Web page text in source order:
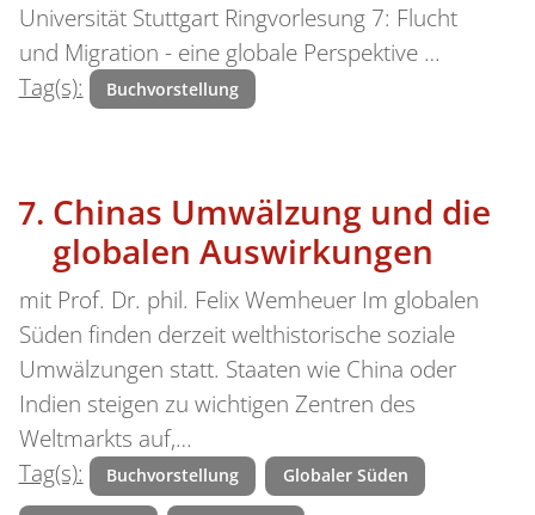
Universität Stuttgart Ringvorlesung 7: Flucht
und Migration - eine globale Perspektive …
Tag(s):
Buchvorstellung
Chinas Umwälzung und die
globalen Auswirkungen
mit Prof. Dr. phil. Felix Wemheuer Im globalen
Süden finden derzeit welthistorische soziale
Umwälzungen statt. Staaten wie China oder
Indien steigen zu wichtigen Zentren des
Weltmarkts auf,…
Tag(s):
Buchvorstellung Globaler Süden